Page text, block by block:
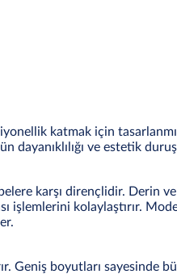
katmak için
dayanıklılığı ve estetik
karşı dirençlidir. Derin
işlemlerini kolaylaştırır.
Geniş boyutları sayesinde